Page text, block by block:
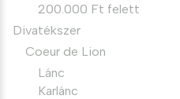
200.000 Ft felett
Divatékszer
Coeur de Lion
Lánc
Karlánc